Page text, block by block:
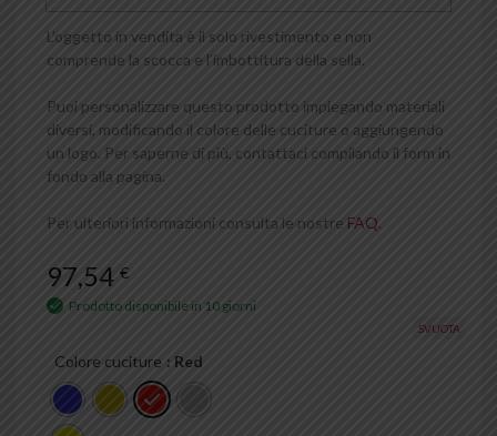
L’oggetto in vendita è il solo rivestimento e non
comprende la scocca e l’imbottitura della sella.
Puoi personalizzare questo prodotto impiegando materiali
diversi, modificando il colore delle cuciture o aggiungendo
un logo. Per saperne di più, contattaci compilando il form in
fondo alla pagina.
Per ulteriori informazioni consulta le nostre FAQ.
97,54 €
Prodotto disponibile in 10 giorni
Colore cuciture : Red
SVUOTA